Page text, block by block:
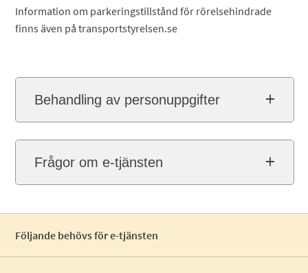
Information om parkeringstillstånd för rörelsehindrade
finns även på transportstyrelsen.se
Behandling av personuppgifter
Frågor om e-tjänsten
Följande behövs för e-tjänsten